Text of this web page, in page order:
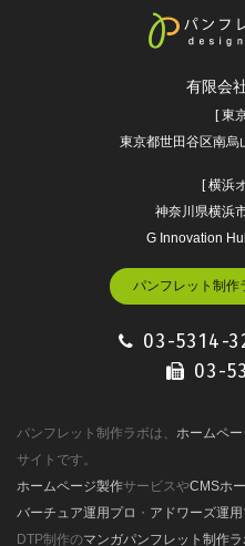
有限会
[ 東
東京都世田谷区南烏
[ 横浜
神奈川県横浜
G Innovation
パンフレット制作
03-5314-
03-
パンフレット制作ラボは、 ホームペ
サイトです。
ホームページ製作サービスやCMSホ
バーチュア運用プロ ・ アドワーズ運用
DTP制作のマンガパンフレット制作